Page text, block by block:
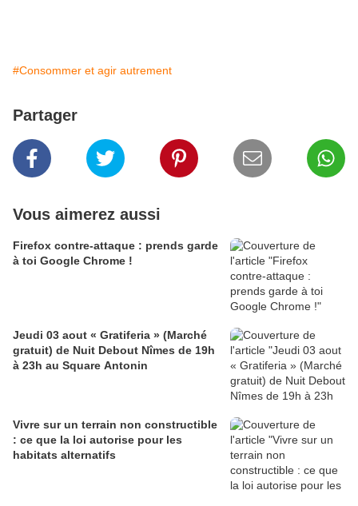
#Consommer et agir autrement
Partager
Vous aimerez aussi
Firefox contre-attaque : prends garde
à toi Google Chrome !
Jeudi 03 aout « Gratiferia » (Marché
gratuit) de Nuit Debout Nîmes de 19h
à 23h au Square Antonin
Vivre sur un terrain non constructible
: ce que la loi autorise pour les
habitats alternatifs